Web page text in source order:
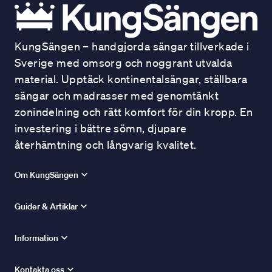
KungSängen – handgjorda sängar tillverkade i
Sverige med omsorg och noggrant utvalda
material. Upptäck kontinentalsängar, ställbara
sängar och madrasser med genomtänkt
zonindelning och rätt komfort för din kropp. En
investering i bättre sömn, djupare
återhämtning och långvarig kvalitet.
Om KungSängen
Guider & Artiklar
Information
Kontakta oss